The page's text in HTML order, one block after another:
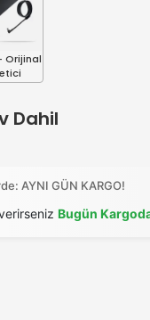
Orijinal
Dahil
AYNI GÜN KARGO!
Bugün